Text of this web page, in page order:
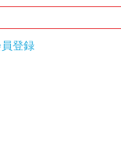
登録